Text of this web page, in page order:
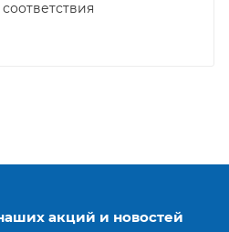
акций и новостей